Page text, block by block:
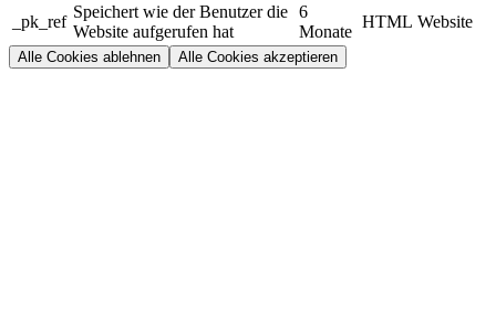
_pk_ref
Speichert wie der Benutzer die
Website aufgerufen hat
6
Monate
HTML Website
Alle Cookies ablehnen Alle Cookies akzeptieren